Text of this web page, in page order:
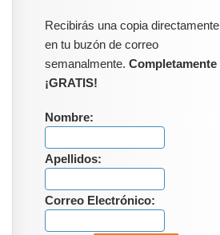
Recibirás una copia directamente
en tu buzón de correo
semanalmente. Completamente
¡GRATIS!
Nombre:
Apellidos:
Correo Electrónico: